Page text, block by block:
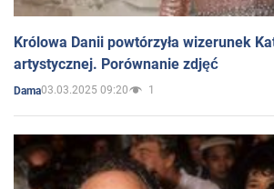
Królowa Danii powtórzyła wizerunek
artystycznej. Porównanie zdjęć
Dama03.03.2025 09:20 1